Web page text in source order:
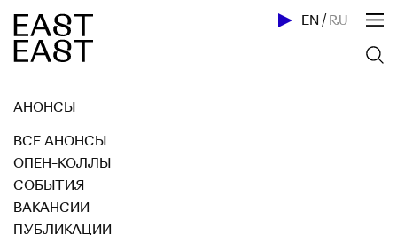
EN / RU
АНОНСЫ
ВСЕ АНОНСЫ
ОПЕН-КОЛЛЫ
СОБЫТИЯ
ВАКАНСИИ
ПУБЛИКАЦИИ